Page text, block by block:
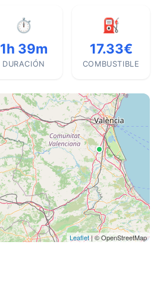
⏱
1h 39m
DURACIÓN
⛽
17.33€
COMBUSTIBLE
Leaflet| © OpenStreetMap